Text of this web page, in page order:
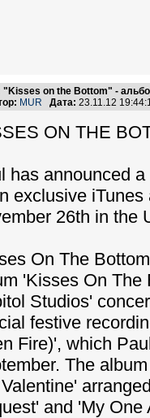
"Kisses on the Bottom" -
MUR Дата: 23.11.12
ON THE
has announced
exclusive
26th in the
On The
'Kisses On The
Studios'
festive
Fire)', which
The
and 'My One